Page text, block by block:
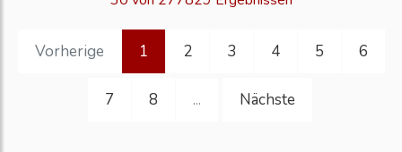
Vorherige 1 2 3 4 5 6
7 8 ... Nächste